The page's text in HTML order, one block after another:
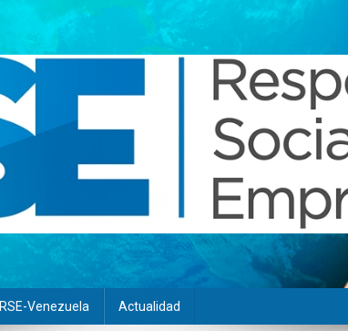
RSE-Venezuela Actualidad